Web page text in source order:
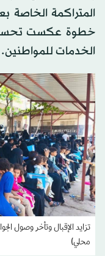
خطوة عكست تحسناً
الخدمات للمواطنين.
تزايد الإقبال وتأخر وصول
محلي)